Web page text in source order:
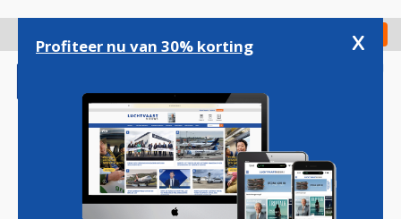
gaan
Check in
Magazine Podcasts Vacatures
Profiteer nu van 30% korting x